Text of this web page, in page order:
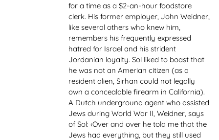
for a time as a $2-an-hour foodstore
clerk. His former employer, John Weidner,
like several others who knew him,
remembers his frequently expressed
hatred for Israel and his strident
Jordanian loyalty. Sol liked to boast that
he was not an Amerian citizen (as a
resident alien, Sirhan could not legally
own a concealable firearm in California).
A Dutch underground agent who assisted
Jews during World War II, Weidner, says
of Sol: ‹Over and over he told me that the
Jews had everything, but they still used